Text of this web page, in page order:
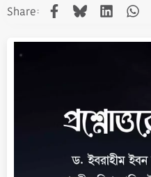
Share: Facebook
Bluesky